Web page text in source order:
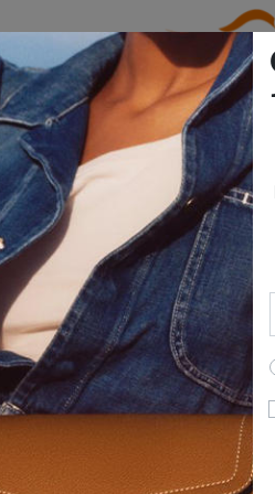
CLOTHING all -50% &
PIQUADRO